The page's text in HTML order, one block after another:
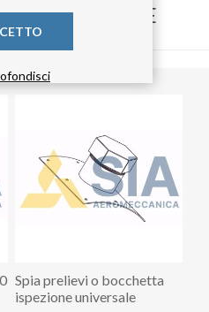
ANCHE
Spia prelievi o bocchetta
ispezione universale